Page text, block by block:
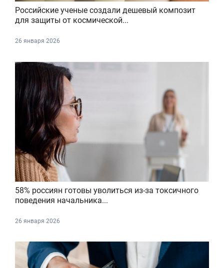
Российские ученые создали дешевый композит
для защиты от космической...
26 января 2026
58% россиян готовы уволиться из-за токсичного
поведения начальника...
26 января 2026